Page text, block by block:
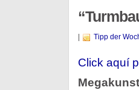
Tipp der
Click aquí